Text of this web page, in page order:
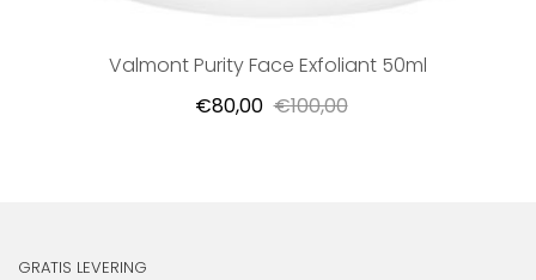
Valmont Purity Face Exfoliant 50ml
€80,00 €100,00
GRATIS LEVERING